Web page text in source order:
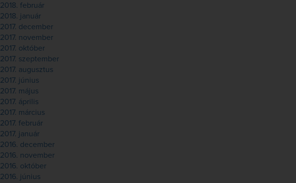
2018. február
2018. január
2017. december
2017. november
2017. október
2017. szeptember
2017. augusztus
2017. június
2017. május
2017. április
2017. március
2017. február
2017. január
2016. december
2016. november
2016. október
2016. június